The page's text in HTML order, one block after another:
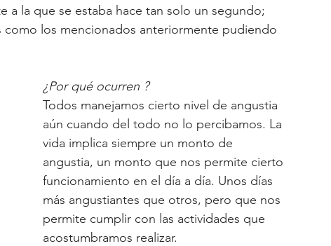
a la que se estaba hace tan solo un segundo;
como los mencionados anteriormente pudiendo
¿Por qué ocurren ?
Todos manejamos cierto nivel de angustia
aún cuando del todo no lo percibamos. La
vida implica siempre un monto de
angustia, un monto que nos permite cierto
funcionamiento en el día a día. Unos días
más angustiantes que otros, pero que nos
permite cumplir con las actividades que
acostumbramos realizar.